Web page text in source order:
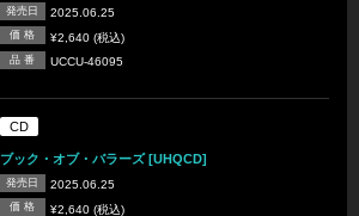
発売日 2025.06.25
価 格 ¥2,640 (税込)
品 番 UCCU-46095
CD
ブック・オブ・バラーズ [UHQCD]
発売日 2025.06.25
価 格 ¥2,640 (税込)